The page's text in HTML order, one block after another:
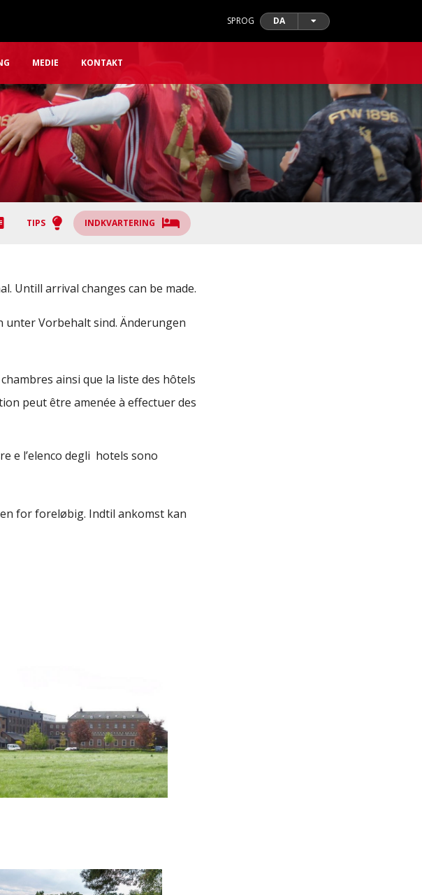
SPROG DA
MEDIE KONTAKT
TIPS INDKVARTERING
Untill arrival changes can be made.
unter Vorbehalt sind. Änderungen
ainsi que la liste des hôtels
peut être amenée à effectuer des
e l’elenco degli hotels sono
for foreløbig. Indtil ankomst kan